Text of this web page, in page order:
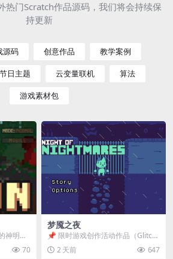
热门Scratch作品源码，我们将会持续保
持更新
源码 创意作品 教学案例
节日主题 云变量联机 算法
游戏素材包
神明。
。 点
70
梦魇之夜
📌 限时游戏创作活动作品（Glitch
Game Jam） 📖 故事背景 怪物四...
2 天前 647